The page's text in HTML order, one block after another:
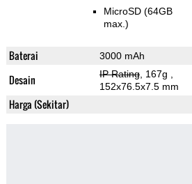
MicroSD (64GB
max.)
Baterai 3000 mAh
Desain IP Rating, 167g
152x76.5x7.5 mm
Harga (Sekitar)